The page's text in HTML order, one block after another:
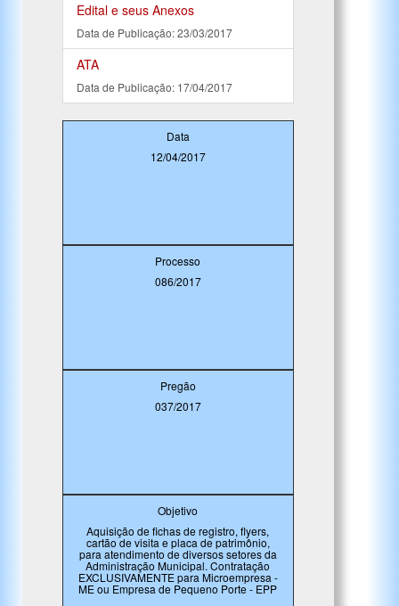
Edital e seus Anexos
Data de Publicação: 23/03/2017
ATA
Data de Publicação: 17/04/2017
Data
12/04/2017
Processo
086/2017
Pregão
037/2017
Objetivo
Aquisição de fichas de registro, flyers,
cartão de visita e placa de patrimônio,
para atendimento de diversos setores da
Administração Municipal. Contratação
EXCLUSIVAMENTE para Microempresa -
ME ou Empresa de Pequeno Porte - EPP